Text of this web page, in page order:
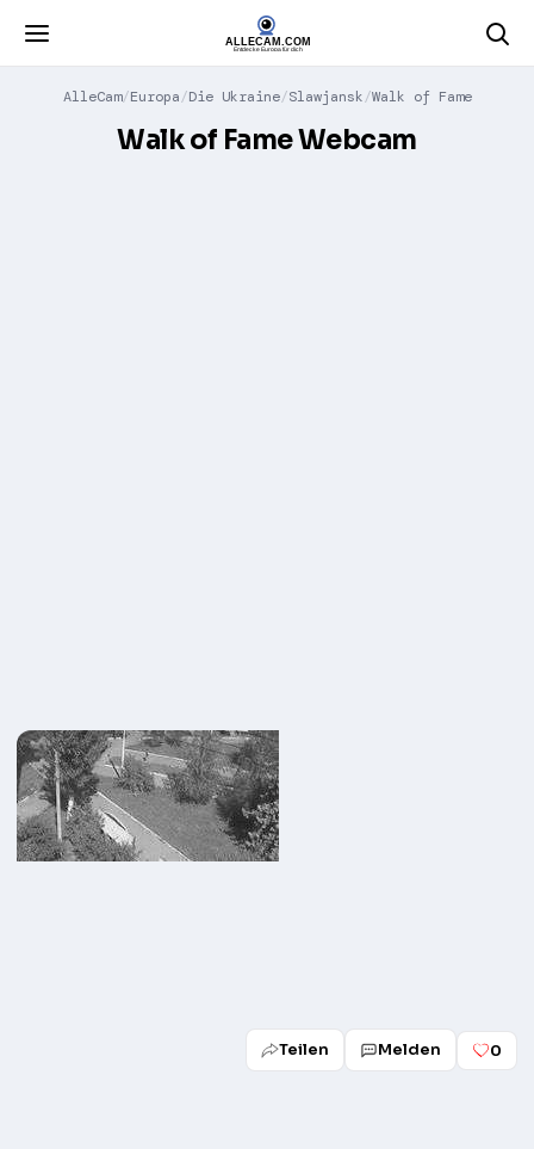
AlleCam Europa Die Ukraine Slawjansk Walk of Fame
Walk of Fame Webcam
Teilen Melden 0